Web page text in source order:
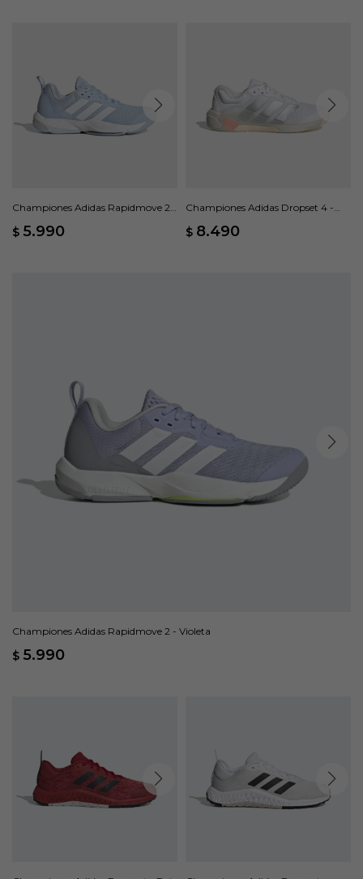
Championes Adidas Rapidmove 2 -
$ 5.990
Championes Adidas Dropset 4 -
$ 8.490
Championes Adidas Rapidmove 2 - Violeta
$ 5.990